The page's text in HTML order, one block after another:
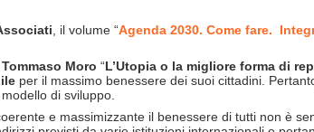
, il volume “Agenda 2030. Come fare.
Tommaso Moro “L’Utopia o la migliore forma di
per il massimo benessere dei suoi cittadini.
di sviluppo.
e massimizzante il benessere di tutti non è